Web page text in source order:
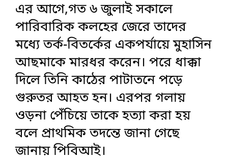
এর আগে,গত ৬ জুলাই সকালে
পারিবারিক কলহের জেরে তাদের
মধ্যে তর্ক-বিতর্কের একপর্যায়ে মুহাসিন
আছমাকে মারধর করেন। পরে ধাক্কা
দিলে তিনি কাঠের পাটাতনে পড়ে
গুরুতর আহত হন। এরপর গলায়
ওড়না পেঁচিয়ে তাকে হত্যা করা হয়
বলে প্রাথমিক তদন্তে জানা গেছে
জানায় পিবিআই।